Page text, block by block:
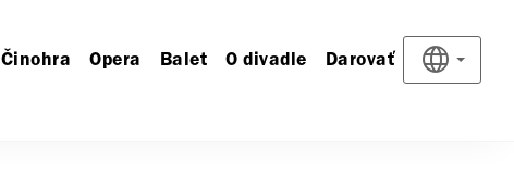
Činohra Opera Balet O divadle Darovať